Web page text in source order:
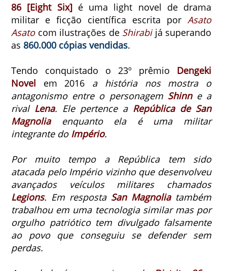
86 [Eight Six] é uma light novel de drama
militar e ficção científica escrita porAsato
Asatocom ilustrações de Shirabijá superando
as 860.000 cópias vendidas.
Tendo conquistado o 23º prêmio Dengeki
Novel em 2016 a história nos mostra o
antagonismo entre o personagem Shinne a
rival Lena. Ele pertence a República de San
Magnoliaenquanto ela é uma militar
integrante do Império.
Por muito tempo a República tem sido
atacada pelo Império vizinho que desenvolveu
avançados veículos militares chamados
Legions. Em resposta San Magnoliatambém
trabalhou em uma tecnologia similar mas por
orgulho patriótico tem divulgado falsamente
ao povo que conseguiu se defender sem
perdas.